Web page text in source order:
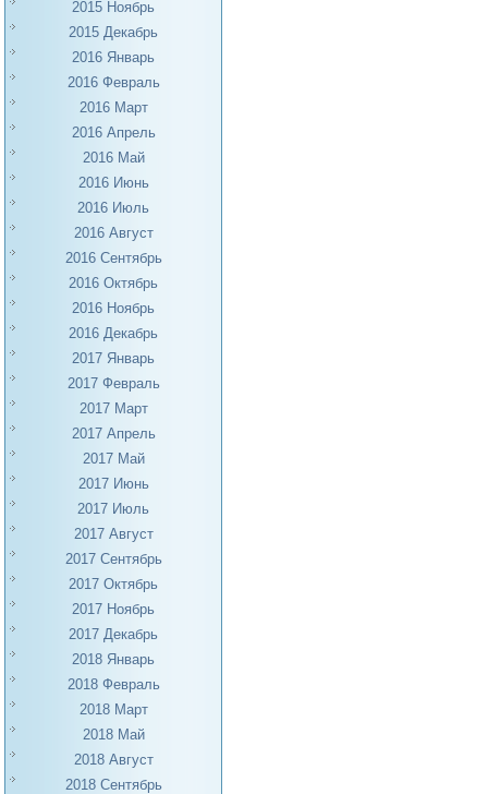
2015 Ноябрь
2015 Декабрь
2016 Январь
2016 Февраль
2016 Март
2016 Апрель
2016 Май
2016 Июнь
2016 Июль
2016 Август
2016 Сентябрь
2016 Октябрь
2016 Ноябрь
2016 Декабрь
2017 Январь
2017 Февраль
2017 Март
2017 Апрель
2017 Май
2017 Июнь
2017 Июль
2017 Август
2017 Сентябрь
2017 Октябрь
2017 Ноябрь
2017 Декабрь
2018 Январь
2018 Февраль
2018 Март
2018 Май
2018 Август
2018 Сентябрь